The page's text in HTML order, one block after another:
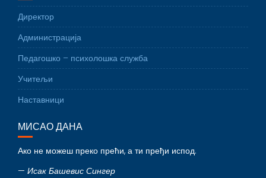
Директор
Администрација
Педагошко – психолошка служба
Учитељи
Наставници
МИСАО ДАНА
Ако не можеш преко прећи, а ти пређи испод.
— Исак Башевис Сингер